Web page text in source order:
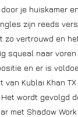
je huiskamer
zijn reeds
zo vertrouwd en
squeal naar
en er is
Kublai Khan
wordt gevolgd
met Shadow